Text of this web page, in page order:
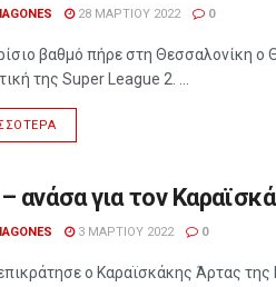
28 ΜΑΡΤΊΟΥ 2022 0
βαθμό πήρε στη Θεσσαλονίκη
της Super League 2. ...
ανάσα για τον
3 ΜΑΡΤΊΟΥ 2022 0
ο Καραϊσκάκης Άρτας της